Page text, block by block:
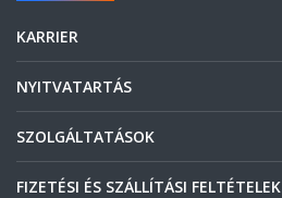
KARRIER
NYITVATARTÁS
SZOLGÁLTATÁSOK
FIZETÉSI ÉS SZÁLLÍTÁSI FELTÉTELEK